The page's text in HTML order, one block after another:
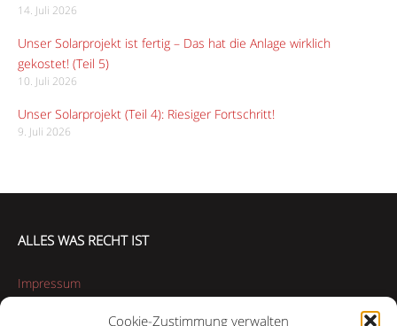
Cookie-Zustimmung verwalten
14. Juli 2026
Unser Solarprojekt ist fertig – Das hat die Anlage wirklich
gekostet! (Teil 5)
10. Juli 2026
Unser Solarprojekt (Teil 4): Riesiger Fortschritt!
9. Juli 2026
ALLES WAS RECHT IST
Impressum
Datenschutzerklärung